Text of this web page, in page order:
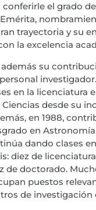
conferirle el grado de
trayectoria y su
la excelencia
su
en la licenciatura
desde su
en 1988,
en Astronomía
dando clases
diez de
de doctorado.
puestos
de investigación